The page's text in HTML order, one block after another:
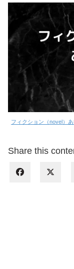
フィクション（novel）
Share this